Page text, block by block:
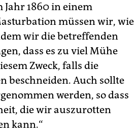
Heilige Vorhaut –
an dieser Reliquie
„unverschämte
Jahr 1860 in einem
müssen wir, wie
wir die betreffenden
dass es zu viel Mühe
Zweck, falls die
beschneiden. Auch sollte
werden, so dass
die wir auszurotten
kann.“